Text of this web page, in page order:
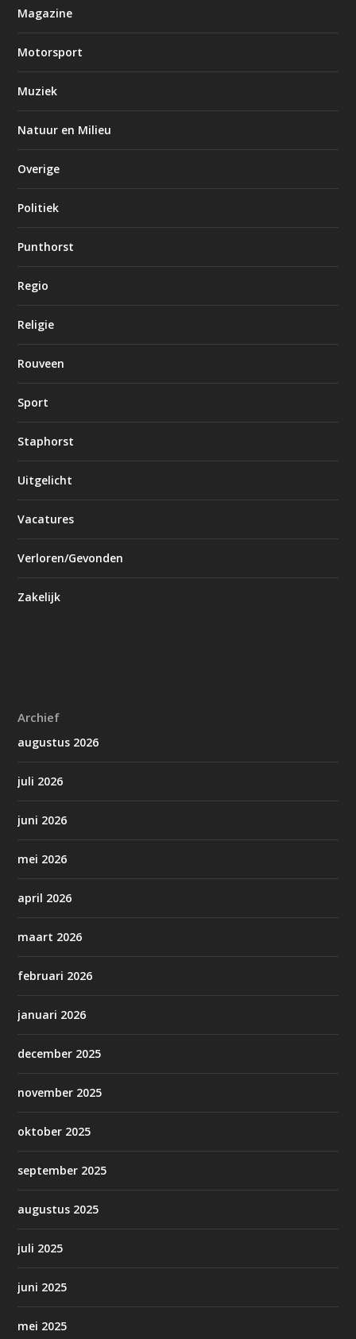
Magazine
Motorsport
Muziek
Natuur en Milieu
Overige
Politiek
Punthorst
Regio
Religie
Rouveen
Sport
Staphorst
Uitgelicht
Vacatures
Verloren/Gevonden
Zakelijk
Archief
augustus 2026
juli 2026
juni 2026
mei 2026
april 2026
maart 2026
februari 2026
januari 2026
december 2025
november 2025
oktober 2025
september 2025
augustus 2025
juli 2025
juni 2025
mei 2025